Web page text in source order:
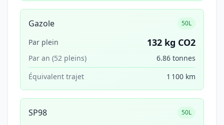
Gazole 50L
Par plein 132 kg CO2
Par an (52 pleins)
6.86 tonnes
Équivalent trajet
1 100 km
SP98 50L